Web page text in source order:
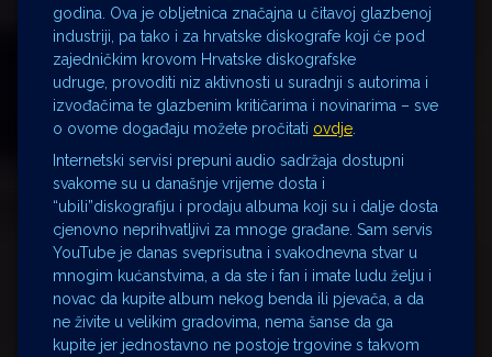
godina. Ova je obljetnica značajna u čitavoj glazbenoj
industriji, pa tako i za hrvatske diskografe koji će pod
zajedničkim krovom Hrvatske diskografske
udruge, provoditi niz aktivnosti u suradnji s autorima i
izvođačima te glazbenim kritičarima i novinarima – sve
o ovome događaju možete pročitati ovdje
Internetski servisi prepuni audio sadržaja dostupni
svakome su u današnje vrijeme dosta i
“ubili”diskografiju i prodaju albuma koji su i dalje dosta
cjenovno neprihvatljivi za mnoge građane. Sam servis
YouTube je danas sveprisutna i svakodnevna stvar u
mnogim kućanstvima, a da ste i fan i imate ludu želju i
novac da kupite album nekog benda ili pjevača, a da
ne živite u velikim gradovima, nema šanse da ga
kupite jer jednostavno ne postoje trgovine s takvom